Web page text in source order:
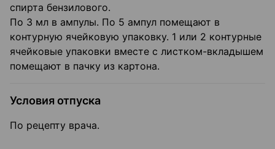
спирта бензилового.
По 3 мл в ампулы. По 5 ампул помещают в
контурную ячейковую упаковку. 1 или 2 контурные
ячейковые упаковки вместе с листком-вкладышем
помещают в пачку из картона.
Условия отпуска
По рецепту врача.